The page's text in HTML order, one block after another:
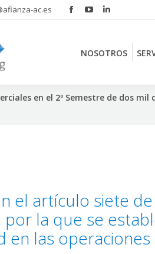
ac.es
Facebook
opens
window
YouTube
opens
window
Linkedin
opens
window
NOSOTROS
en el 2º Semestre de dos
el artículo siete
la que se
las operaciones